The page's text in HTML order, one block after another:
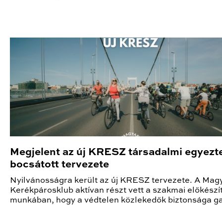
Megjelent az új KRESZ társadalmi
bocsátott tervezete
Nyilvánosságra került az új KRESZ tervezete. A
Kerékpárosklub aktívan részt vett a szakmai
munkában, hogy a védtelen közlekedők biztonsága